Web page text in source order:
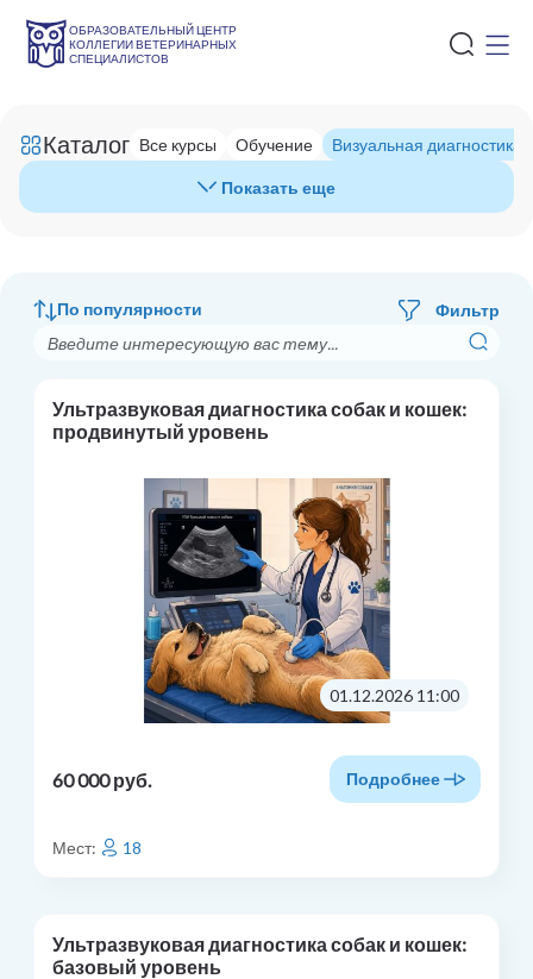
ОБРАЗОВАТЕЛЬНЫЙ ЦЕНТР
КОЛЛЕГИИ ВЕТЕРИНАРНЫХ
СПЕЦИАЛИСТОВ
Каталог Все курсы Обучение Визуальная диагностика
Показать еще
По популярности Фильтр
Ультразвуковая диагностика собак и кошек:
продвинутый уровень
01.12.2026 11:00
60 000 руб. Подробнее
Мест: 18
Ультразвуковая диагностика собак и кошек:
базовый уровень